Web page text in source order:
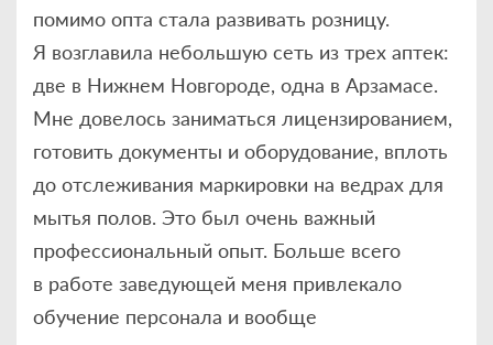
помимо опта стала развивать розницу.
Я возглавила небольшую сеть из трех аптек:
две в Нижнем Новгороде, одна в Арзамасе.
Мне довелось заниматься лицензированием,
готовить документы и оборудование, вплоть
до отслеживания маркировки на вед­рах для
мытья полов. Это был очень важный
профессиональный опыт. Больше всего
в работе заведующей меня привлекало
обучение персонала и вообще